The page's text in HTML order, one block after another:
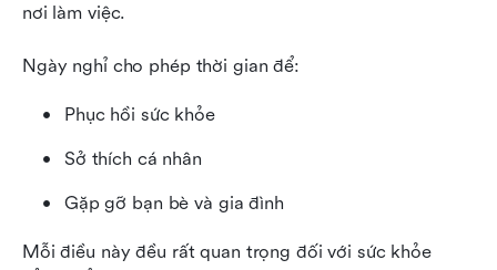
nơi làm việc.
Ngày nghỉ cho phép thời gian để:
Phục hồi sức khỏe
Sở thích cá nhân
Gặp gỡ bạn bè và gia đình
Mỗi điều này đều rất quan trọng đối với sức khỏe